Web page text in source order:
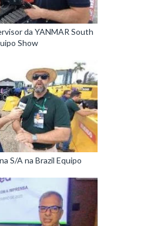
da YANMAR South
Show
S/A na Brazil Equipo